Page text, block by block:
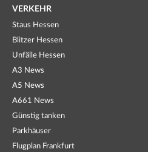
VERKEHR
Staus Hessen
Blitzer Hessen
Unfälle Hessen
A3 News
A5 News
A661 News
Günstig tanken
Parkhäuser
Flugplan Frankfurt